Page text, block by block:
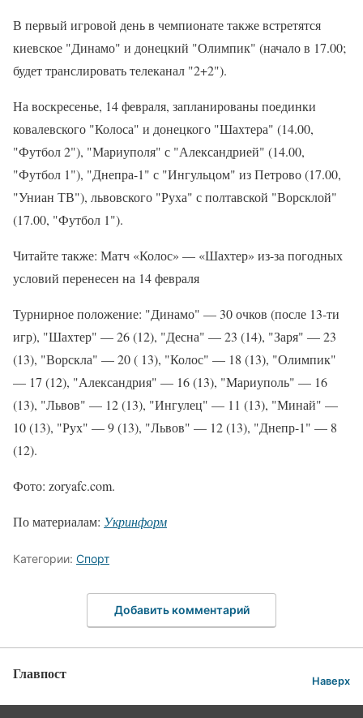
В первый игровой день в чемпионате также встретятся
киевское "Динамо" и донецкий "Олимпик" (начало в 17.00;
будет транслировать телеканал "2+2").
На воскресенье, 14 февраля, запланированы поединки
ковалевского "Колоса" и донецкого "Шахтера" (14.00,
"Футбол 2"), "Мариуполя" с "Александрией" (14.00,
"Футбол 1"), "Днепра-1" с "Ингульцом" из Петрово (17.00,
"Униан ТВ"), львовского "Руха" с полтавской "Ворсклой"
(17.00, "Футбол 1").
Читайте также: Матч «Колос» — «Шахтер» из-за погодных
условий перенесен на 14 февраля
Турнирное положение: "Динамо" — 30 очков (после 13-ти
игр), "Шахтер" — 26 (12), "Десна" — 23 (14), "Заря" — 23
(13), "Ворскла" — 20 ( 13), "Колос" — 18 (13), "Олимпик"
— 17 (12), "Александрия" — 16 (13), "Мариуполь" — 16
(13), "Львов" — 12 (13), "Ингулец" — 11 (13), "Минай" —
10 (13), "Рух" — 9 (13), "Львов" — 12 (13), "Днепр-1" — 8
(12).
Фото: zoryafc.com.
По материалам: Укринформ
Категории: Спорт
Добавить комментарий
Главпост Наверх